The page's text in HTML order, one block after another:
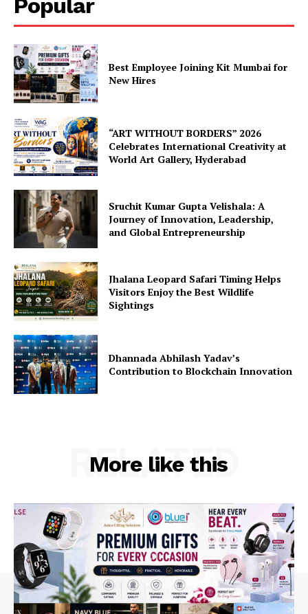
Popular
Best Employee Joining Kit Mumbai for
New Hires
“ART WITHOUT BORDERS” 2026
Celebrates International Creativity at
World Art Gallery, Hyderabad
Sruchit Kumar Gupta Velishala: A
Journey of Innovation, Leadership,
and Global Entrepreneurship
Jhalana Leopard Safari Timing Helps
Visitors Enjoy the Best Wildlife
Sightings
Dhannada Abhilash Yadav’s
Contribution to Blockchain Innovation
More like this
RELATED